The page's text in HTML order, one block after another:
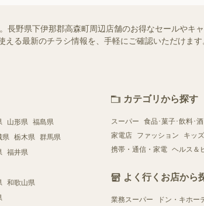
長野県下伊那郡高森町周辺店舗のお得なセールやキ
る最新のチラシ情報を、手軽にご確認いただけます
山形県 福島県
県 栃木県 群馬県
福井県
和歌山県
カテゴリから探す
スーパー 食品･菓子･飲料･
家電店
ファッション キッ
携帯・通信・家電 ヘルス＆
よく行くお店から
業務スーパー ドン・キホー